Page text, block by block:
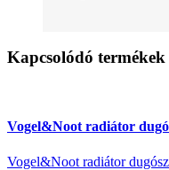
Kapcsolódó termékek
Vogel&Noot radiátor
Vogel&Noot radiátor